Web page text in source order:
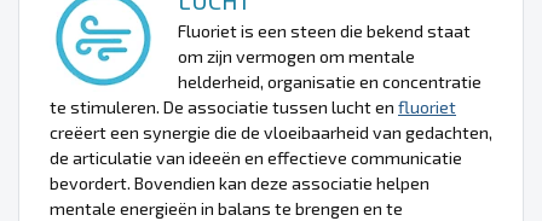
Fluoriet is een steen die bekend staat
om zijn vermogen om mentale
helderheid, organisatie en concentratie
te stimuleren. De associatie tussen lucht en fluoriet
creëert een synergie die de vloeibaarheid van gedachten,
de articulatie van ideeën en effectieve communicatie
bevordert. Bovendien kan deze associatie helpen
mentale energieën in balans te brengen en te